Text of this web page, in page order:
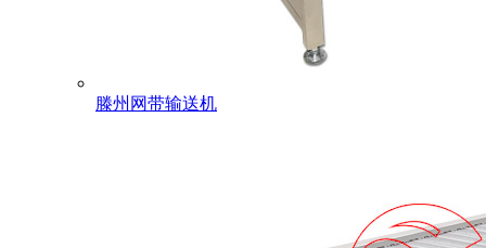
滕州网带输送机